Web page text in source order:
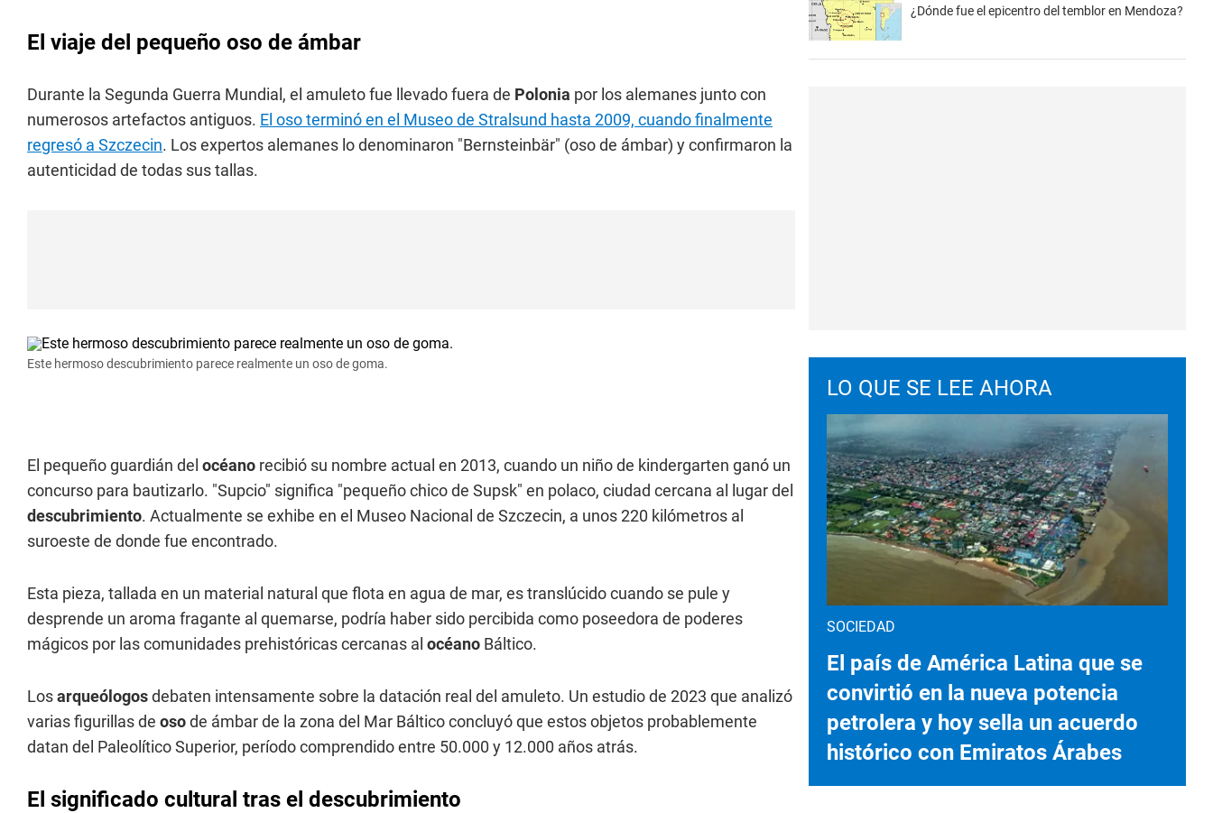
El viaje del pequeño oso de ámbar
Durante la Segunda Guerra Mundial, el amuleto fue llevado fuera de Polonia por los alemanes junto con
numerosos artefactos antiguos. El oso terminó en el Museo de Stralsund hasta 2009, cuando finalmente
regresó a Szczecin. Los expertos alemanes lo denominaron "Bernsteinbär" (oso de ámbar) y confirmaron la
autenticidad de todas sus tallas.
Este hermoso descubrimiento parece realmente un oso de goma.
El pequeño guardián del océano recibió su nombre actual en 2013, cuando un niño de kindergarten ganó un
concurso para bautizarlo. "Supcio" significa "pequeño chico de Supsk" en polaco, ciudad cercana al lugar del
descubrimiento. Actualmente se exhibe en el Museo Nacional de Szczecin, a unos 220 kilómetros al
suroeste de donde fue encontrado.
Esta pieza, tallada en un material natural que flota en agua de mar, es translúcido cuando se pule y
desprende un aroma fragante al quemarse, podría haber sido percibida como poseedora de poderes
mágicos por las comunidades prehistóricas cercanas al océano Báltico.
Losarqueólogosdebaten intensamente sobre la datación real del amuleto. Un estudio de 2023 que analizó
varias figurillas de osode ámbar de la zona del Mar Báltico concluyó que estos objetos probablemente
datan del Paleolítico Superior, período comprendido entre 50.000 y 12.000 años atrás.
El significado cultural tras el descubrimiento
¿Dónde fue el epicentro del temblor en Mendoza?
LO QUE SE LEE AHORA
SOCIEDAD
El país de América Latina que se
convirtió en la nueva potencia
petrolera y hoy sella un acuerdo
histórico con Emiratos Árabes